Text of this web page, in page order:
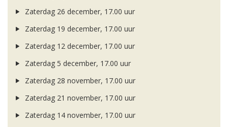
Zaterdag 26 december, 17.00 uur
Zaterdag 19 december, 17.00 uur
Zaterdag 12 december, 17.00 uur
Zaterdag 5 december, 17.00 uur
Zaterdag 28 november, 17.00 uur
Zaterdag 21 november, 17.00 uur
Zaterdag 14 november, 17.00 uur